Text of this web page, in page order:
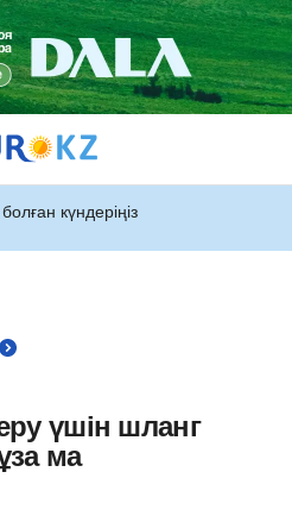
күндеріңіз
үшін шланг
ма